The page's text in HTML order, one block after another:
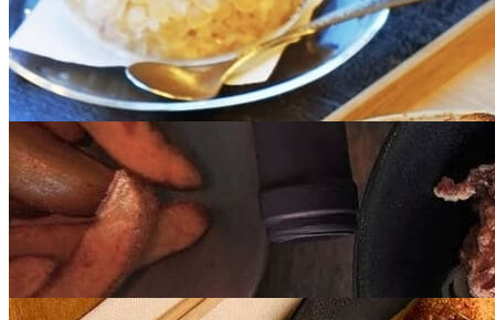
【デジタルチケット】朝食が楽しめるカフェ共通
券 1000コース
全69店舗で使える
¥1,000
デジタルチケット
カフェバー券 共通券
【デジタルチケット】Sooon Gift 加盟店共通券
カフェ1500コース
128店舗で使える
¥1,500